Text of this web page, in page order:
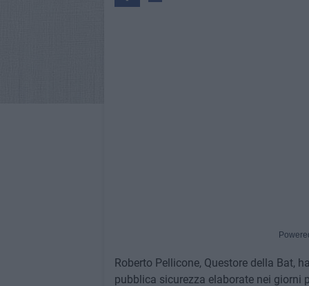
Roberto Pellicone, Questore della Bat,
pubblica sicurezza elaborate nei giorni